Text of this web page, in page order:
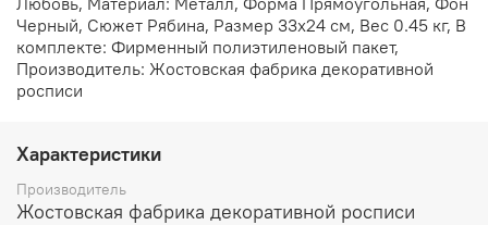
Черный, Сюжет Рябина, Размер 33х24 см, Вес 0.45 кг, В
комплекте: Фирменный полиэтиленовый пакет,
Производитель: Жостовская фабрика декоративной
росписи
Характеристики
Производитель
Жостовская фабрика декоративной росписи